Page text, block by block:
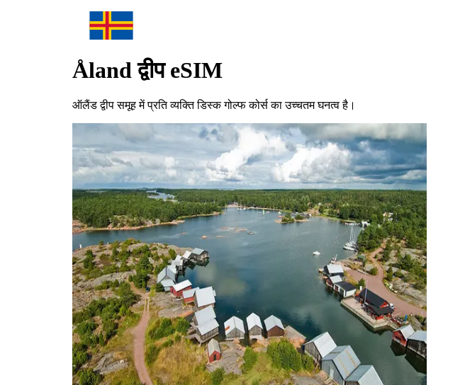
Åland द्वीपeSIM
ऑलैंड द्वीप समूह में प्रति व्यक्ति डिस्क गोल्फ कोर्स का उच्चतम घनत्व है।